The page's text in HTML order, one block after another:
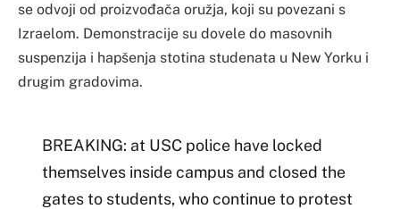
se odvoji od proizvođača oružja, koji su povezani s
Izraelom. Demonstracije su dovele do masovnih
suspenzija i hapšenja stotina studenata u New Yorku i
drugim gradovima.
BREAKING: at USC police have locked
themselves inside campus and closed the
gates to students, who continue to protest